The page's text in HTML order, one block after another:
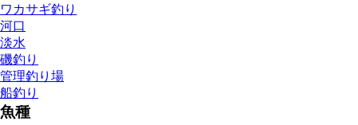
ワカサギ釣り
河口
淡水
磯釣り
管理釣り場
船釣り
魚種